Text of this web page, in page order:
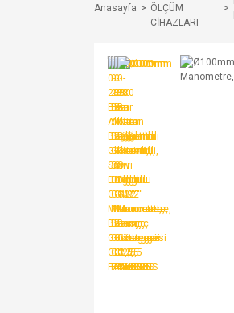
Anasayfa
ÖLÇÜM
CİHAZLARI